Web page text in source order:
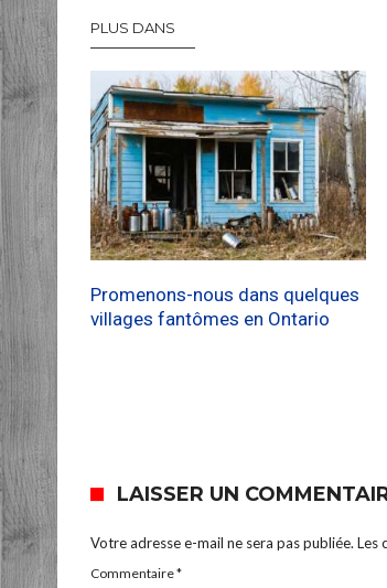
PLUS DANS
Promenons-nous dans quelques
villages fantômes en Ontario
LAISSER UN
Votre adresse e-mail ne sera pas publiée. Les
Commentaire*